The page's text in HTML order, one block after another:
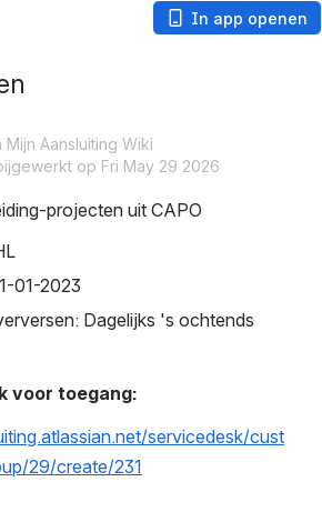
In app openen
Aansluiting Wiki
op Fri May 29 2026
projecten uit CAPO
01-2023
Dagelijks 's ochtends
voor toegang:
servicedesk/cust
29/create/231